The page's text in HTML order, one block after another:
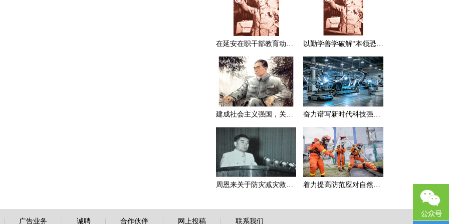
在延安在职干部教育动员大会上的讲话（节选） 以勤学善学破解“本领恐慌”
建成社会主义强国，关键在于实现科学技术现代化 奋力谱写新时代科技强国新篇章
周恩来关于防灾减灾救灾的一组论述 着力提高防范应对自然灾害能力
广告业务 诚聘| 合作伙伴| 网上投稿| 联系我们